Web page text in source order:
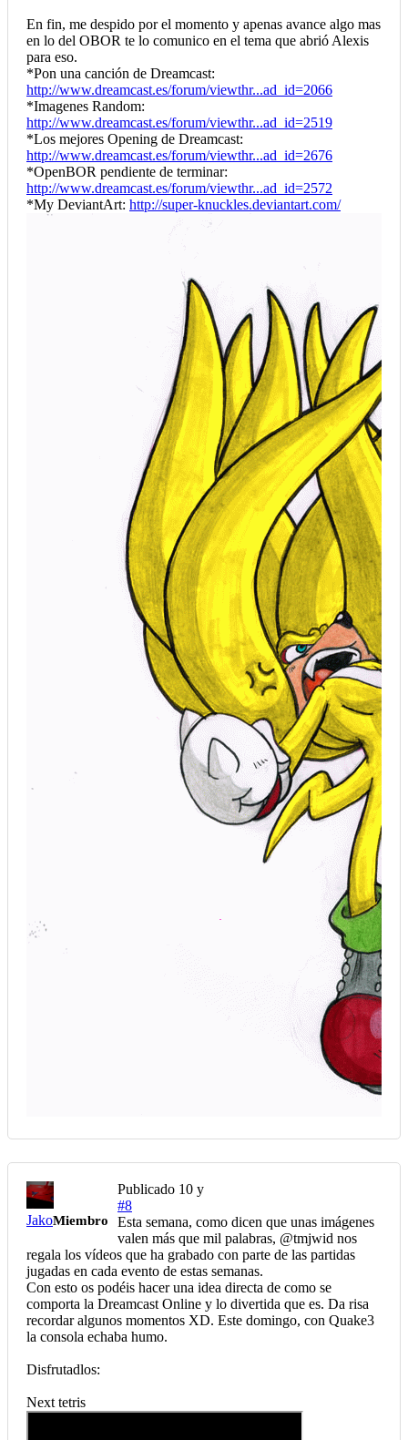
En fin, me despido por el momento y apenas avance algo mas
en lo del OBOR te lo comunico en el tema que abrió Alexis
para eso.
*Pon una canción de Dreamcast:
http://www.dreamcast.es/forum/viewthr...ad_id=2066
*Imagenes Random:
http://www.dreamcast.es/forum/viewthr...ad_id=2519
*Los mejores Opening de Dreamcast:
http://www.dreamcast.es/forum/viewthr...ad_id=2676
*OpenBOR pendiente de terminar:
http://www.dreamcast.es/forum/viewthr...ad_id=2572
*My DeviantArt: http://super-knuckles.deviantart.com/
JakoMiembro
Publicado 10 y
#8
Esta semana, como dicen que unas imágenes
valen más que mil palabras, @tmjwid nos
regala los vídeos que ha grabado con parte de las partidas
jugadas en cada evento de estas semanas.
Con esto os podéis hacer una idea directa de como se
comporta la Dreamcast Online y lo divertida que es. Da risa
recordar algunos momentos XD. Este domingo, con Quake3
la consola echaba humo.
Disfrutadlos:
Next tetris